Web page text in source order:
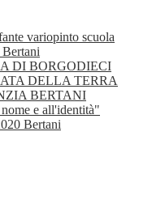
variopinto scuola
DI BORGODIECI
DELLA TERRA
BERTANI
e all'identità"
Bertani